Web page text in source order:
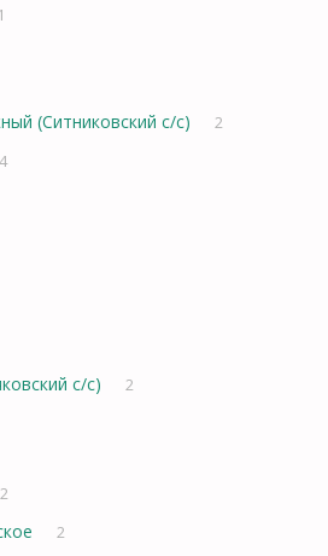
1
(Ситниковский с/с) 2
4
с/с) 2
2
2